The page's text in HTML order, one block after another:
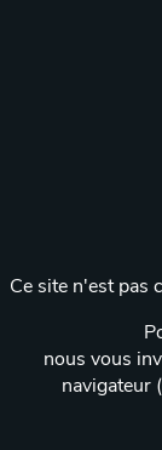
Ce site n'est pas
nous vous
navigateur